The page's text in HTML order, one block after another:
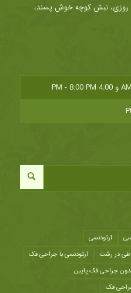
روزی، نبش کوچه خوش پسند،
و 4:00 PM - 8:00 PM
ارتودنسی
در رشت
ارتودنسی با جراحی فک
جراحی فک پایین
فک